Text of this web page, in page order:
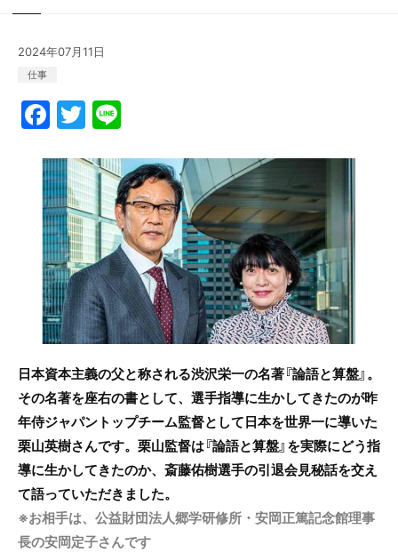
2024年07月11日
仕事
F
a
c
e
b
o
o
k
T
w
itt
er
e
日本資本主義の父と称される渋沢栄一の名著『論語と算盤』。
その名著を座右の書として、選手指導に生かしてきたのが昨
年侍ジャパントップチーム監督として日本を世界一に導いた
栗山英樹さんです。栗山監督は『論語と算盤』を実際にどう指
導に生かしてきたのか、斎藤佑樹選手の引退会見秘話を交え
て語っていただきました。
※お相手は、公益財団法人郷学研修所・安岡正篤記念館理事
長の安岡定子さんです